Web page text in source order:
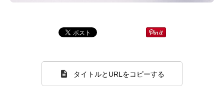
タイトルとURLをコピーする